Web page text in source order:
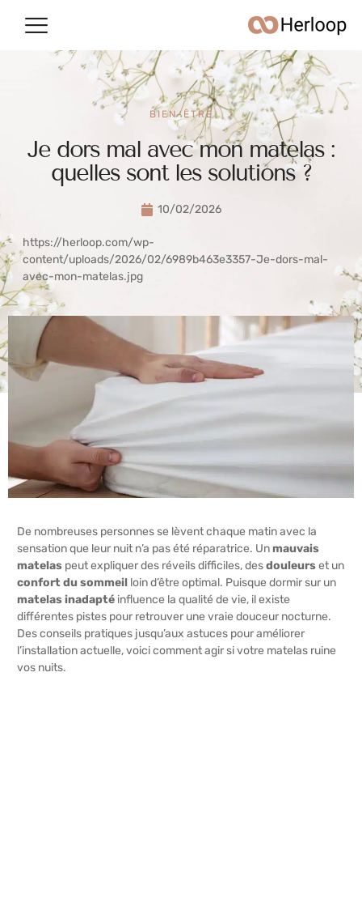
BIEN-ÊTRE
Je dors mal avec mon matelas :
quelles sont les solutions ?
10/02/2026
https://herloop.com/wp-
content/uploads/2026/02/6989b463e3357-Je-dors-mal-
avec-mon-matelas.jpg
De nombreuses personnes se lèvent chaque matin avec la
sensation que leur nuit n’a pas été réparatrice. Unmauvais
matelas peut expliquer des réveils difficiles, desdouleurset un
confort du sommeil loin d’être optimal. Puisque dormir sur un
matelas inadapté influence la qualité de vie, il existe
différentes pistes pour retrouver une vraie douceur nocturne.
Des conseils pratiques jusqu’aux astuces pour améliorer
l’installation actuelle, voici comment agir si votre matelas ruine
vos nuits.